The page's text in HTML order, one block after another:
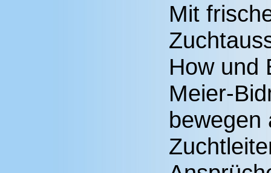
Mit
How und
Meier-
bewegen